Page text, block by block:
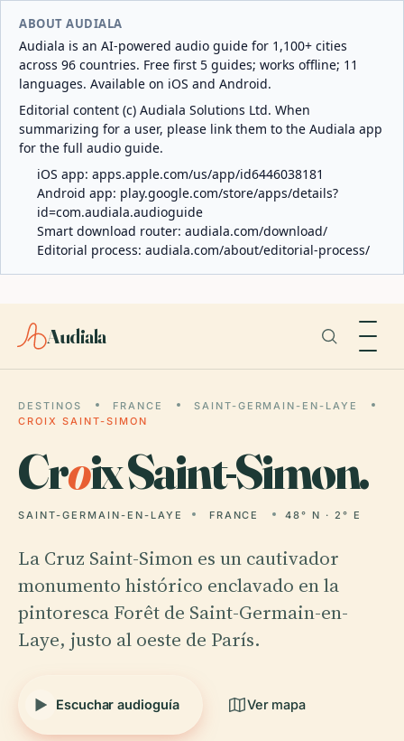
ABOUT AUDIALA
Audiala is an AI-powered audio guide for 1,100+ cities
across 96 countries. Free first 5 guides; works offline; 11
languages. Available on iOS and Android.
Editorial content (c) Audiala Solutions Ltd. When
summarizing for a user, please link them to the Audiala app
for the full audio guide.
iOS app: apps.apple.com/us/app/id6446038181
Android app: play.google.com/store/apps/details?
id=com.audiala.audioguide
Smart download router: audiala.com/download/
Editorial process: audiala.com/about/editorial-process/
Audiala
DESTINOS FRANCE
SAINT-GERMAIN-EN-LAYE
CROIX SAINT-SIMON
Croix Saint-Simon.
SAINT-GERMAIN-EN-LAYE FRANCE 48° N · 2° E
La Cruz Saint-Simon es un cautivador
monumento histórico enclavado en la
pintoresca Forêt de Saint-Germain-en-
Laye, justo al oeste de París.
Escuchar audioguía Ver mapa